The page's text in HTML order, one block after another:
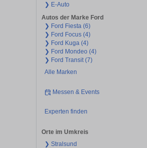
❯ E-Auto
Autos der Marke Ford
❯ Ford Fiesta (6)
❯ Ford Focus (4)
❯ Ford Kuga (4)
❯ Ford Mondeo (4)
❯ Ford Transit (7)
Alle Marken
Messen & Events
Experten finden
Orte im Umkreis
❯ Stralsund